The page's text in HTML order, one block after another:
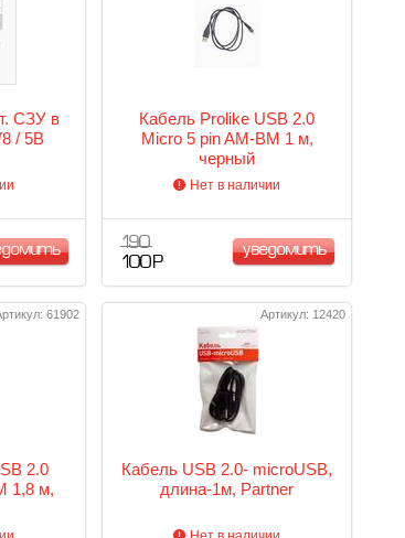
СЗУ в
/ 5B
Кабель Prolike USB 2.0
Micro 5 pin AM-BM 1 м,
черный
Нет в наличии
190
100 Р
уведомить
61902
2.0
1,8 м,
Артикул: 12420
Кабель USB 2.0- microUSB,
длина-1м, Partner